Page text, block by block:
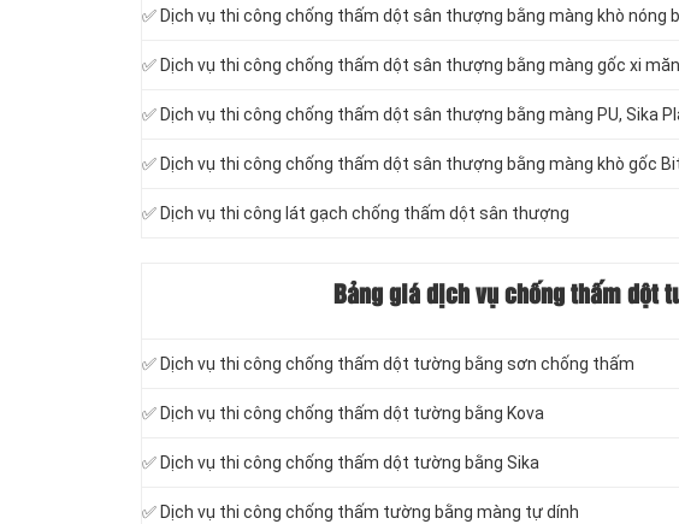
✅ Dịch vụ thi công chống thấm dột sân thượng bằng màng khò nóng
✅ Dịch vụ thi công chống thấm dột sân thượng bằng màng gốc xi
✅ Dịch vụ thi công chống thấm dột sân thượng bằng màng PU, Sika
✅ Dịch vụ thi công chống thấm dột sân thượng bằng màng khò gốc
✅ Dịch vụ thi công lát gạch chống thấm dột sân thượng
Bảng giá dịch vụ chống thấm dột
✅ Dịch vụ thi công chống thấm dột tường bằng sơn chống thấm
✅ Dịch vụ thi công chống thấm dột tường bằng Kova
✅ Dịch vụ thi công chống thấm dột tường bằng Sika
✅ Dịch vụ thi công chống thấm tường bằng màng tự dính